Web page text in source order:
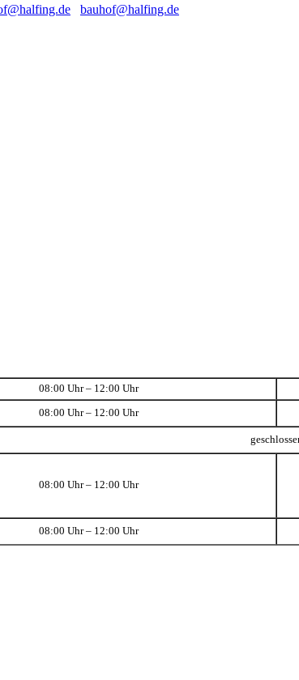
bauhof@halfing.de
08:00 Uhr – 12:00 Uhr
08:00 Uhr – 12:00 Uhr
08:00 Uhr – 12:00 Uhr
08:00 Uhr – 12:00 Uhr